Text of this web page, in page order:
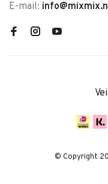
E-mail:
© Copyright